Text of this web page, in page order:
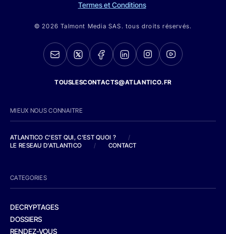
Termes et Conditions
© 2026 Talmont Media SAS. tous droits réservés.
TOUSLESCONTACTS@ATLANTICO.FR
MIEUX NOUS CONNAITRE
ATLANTICO C'EST QUI, C'EST QUOI ?
/
LE RESEAU D'ATLANTICO
/ CONTACT
CATEGORIES
DECRYPTAGES
DOSSIERS
RENDEZ-VOUS